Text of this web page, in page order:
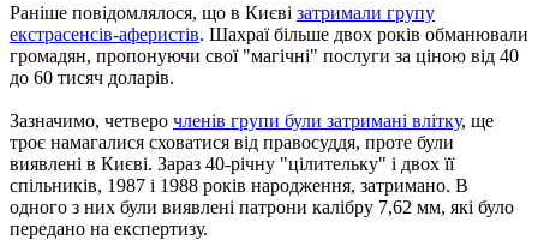
Раніше повідомлялося, що в Києві затримали групу
екстрасенсів-аферистів. Шахраї більше двох років обманювали
громадян, пропонуючи свої "магічні" послуги за ціною від 40
до 60 тисяч доларів.
Зазначимо, четверо членів групи були затримані влітку, ще
троє намагалися сховатися від правосуддя, проте були
виявлені в Києві. Зараз 40-річну "цілительку" і двох її
спільників, 1987 і 1988 років народження, затримано. В
одного з них були виявлені патрони калібру 7,62 мм, які було
передано на експертизу.